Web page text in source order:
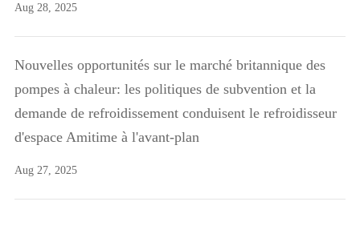
Aug 28, 2025
Nouvelles opportunités sur le marché britannique des
pompes à chaleur: les politiques de subvention et la
demande de refroidissement conduisent le refroidisseur
d'espace Amitime à l'avant-plan
Aug 27, 2025